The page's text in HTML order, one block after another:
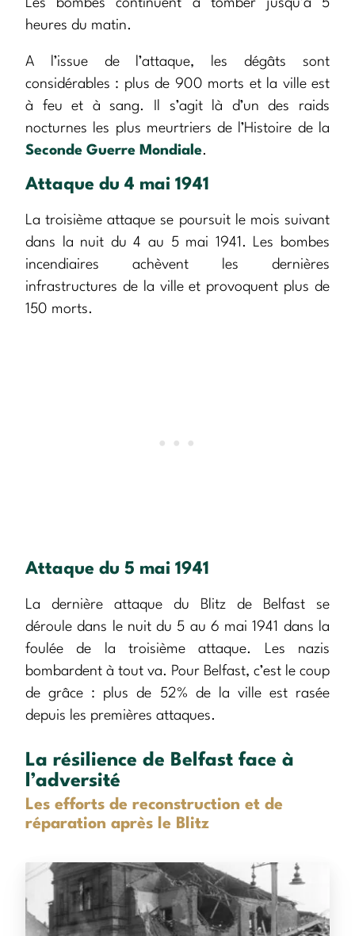
Les bombes continuent à tomber jusqu’à 5
heures du matin.
A l’issue de l’attaque, les dégâts sont
considérables : plus de 900 morts et la ville est
à feu et à sang. Il s’agit là d’un des raids
nocturnes les plus meurtriers de l’Histoire de la
Seconde Guerre Mondiale.
Attaque du 4 mai 1941
La troisième attaque se poursuit le mois suivant
dans la nuit du 4 au 5 mai 1941. Les bombes
incendiaires achèvent les dernières
infrastructures de la ville et provoquent plus de
150 morts.
Attaque du 5 mai 1941
La dernière attaque du Blitz de Belfast se
déroule dans le nuit du 5 au 6 mai 1941 dans la
foulée de la troisième attaque. Les nazis
bombardent à tout va. Pour Belfast, c’est le coup
de grâce : plus de 52% de la ville est rasée
depuis les premières attaques.
La résilience de Belfast face à
l’adversité
Les efforts de reconstruction et de
réparation après le Blitz